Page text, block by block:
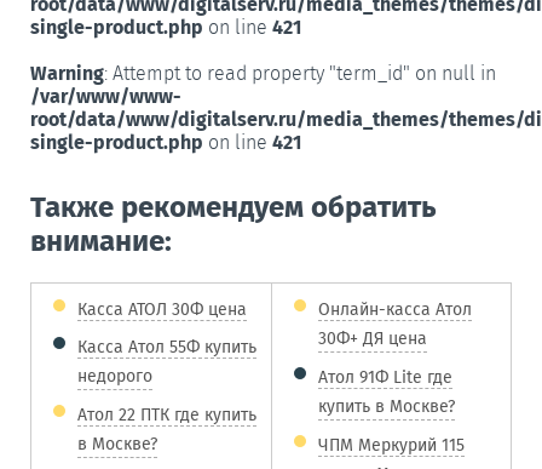
single-product.php on line 421
Warning: Attempt to read property "term_id" on null in
/var/www/www-
root/data/www/digitalserv.ru/media_themes/themes/
single-product.php on line 421
Также рекомендуем обратить
внимание:
Касса АТОЛ 30Ф цена
Касса Атол 55Ф купить
недорого
Атол 22 ПТК где купить
в Москве?
Онлайн-касса Атол
30Ф+ ДЯ цена
Атол 91Ф Lite где
купить в Москве?
ЧПМ Меркурий 115